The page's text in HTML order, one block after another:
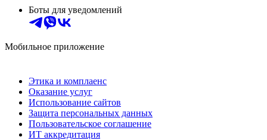
Боты для уведомлений
Мобильное приложение
Этика и комплаенс
Оказание услуг
Использование сайтов
Защита персональных данных
Пользовательское соглашение
ИТ аккредитация